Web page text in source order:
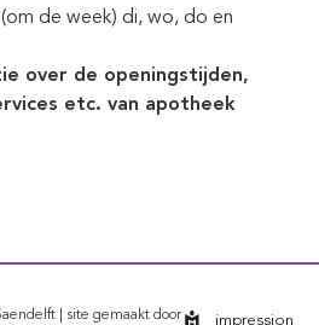
de week) di, wo, do en
over de openingstijden,
etc. van apotheek
| site gemaakt door impression